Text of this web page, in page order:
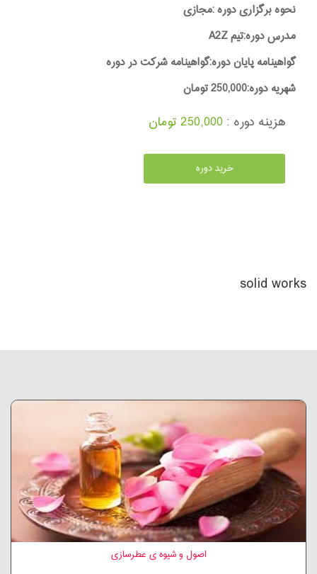
نحوه برگزاری دوره :مجازی
مدرس دوره:تیم A2Z
گواهینامه پایان دوره:گواهینامه شرکت در دوره
شهریه دوره:250,000 تومان
هزینه دوره : 250,000 تومان
خرید دوره
solid works
اصول و شیوه ی عطرسازی